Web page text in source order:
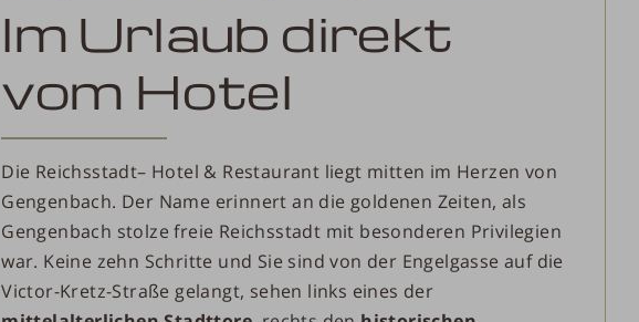
Im Urlaub direkt
vom Hotel
Die Reichsstadt– Hotel & Restaurant liegt mitten im Herzen von
Gengenbach. Der Name erinnert an die goldenen Zeiten, als
Gengenbach stolze freie Reichsstadt mit besonderen Privilegien
war. Keine zehn Schritte und Sie sind von der Engelgasse auf die
Victor-Kretz-Straße gelangt, sehen links eines der